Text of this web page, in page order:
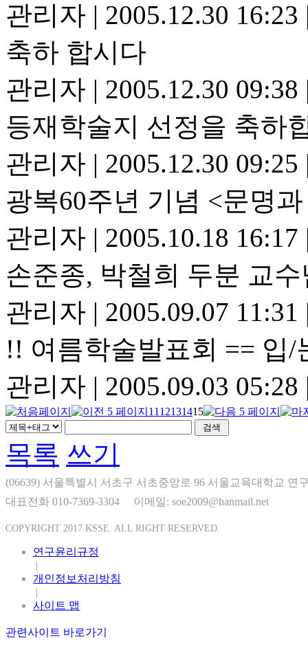
관리자 | 2005.12.30 16:23
축하 합시다
관리자 | 2005.12.30 09:38
등재학술지 선정을 축하
관리자 | 2005.12.30 09:25
광복60주년 기념 <문명
관리자 | 2005.10.18 16:17
손준종, 박철희 두분 교
관리자 | 2005.09.07 11:31
!! 여름학술발표회 == 입/
관리자 | 2005.09.03 05:28
1112131415
목록 쓰기
(06639) 서울특별시 서초구 서초중앙로 96 서울교육대학교 연
대표전화 010-7369-3304 이메일: soe2009@hanmail.net
COPYRIGHT 2017 KSSE. ALL RIGHT RESERVED.
연구윤리규정
|
개인정보처리방침
|
사이트 맵
관련사이트 바로가기